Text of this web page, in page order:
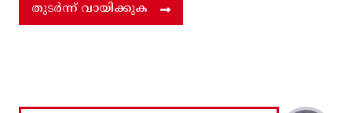
തുടർന്ന് വായിക്കുക